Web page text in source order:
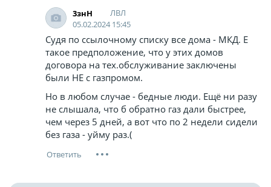
3знН
ЛВЛ
05.02.2024 15:45
Судя по ссылочному списку все дома - МКД. Е
такое предположение, что у этих домов
договора на тех.обслуживание заключены
были НЕ с газпромом.
Но в любом случае - бедные люди. Ещё ни разу
не слышала, что б обратно газ дали быстрее,
чем через 5 дней, а вот что по 2 недели сидели
без газа - уйму раз.(